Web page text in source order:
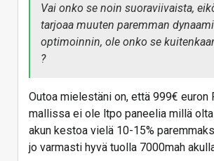
Vai onko se noin suoraviivaista,
tarjoaa muuten paremman
optimoinnin, ole onko se
?
Outoa mielestäni on, että 999€ euron
mallissa ei ole ltpo paneelia millä
akun kestoa vielä 10-15%
jo varmasti hyvä tuolla 7000mah